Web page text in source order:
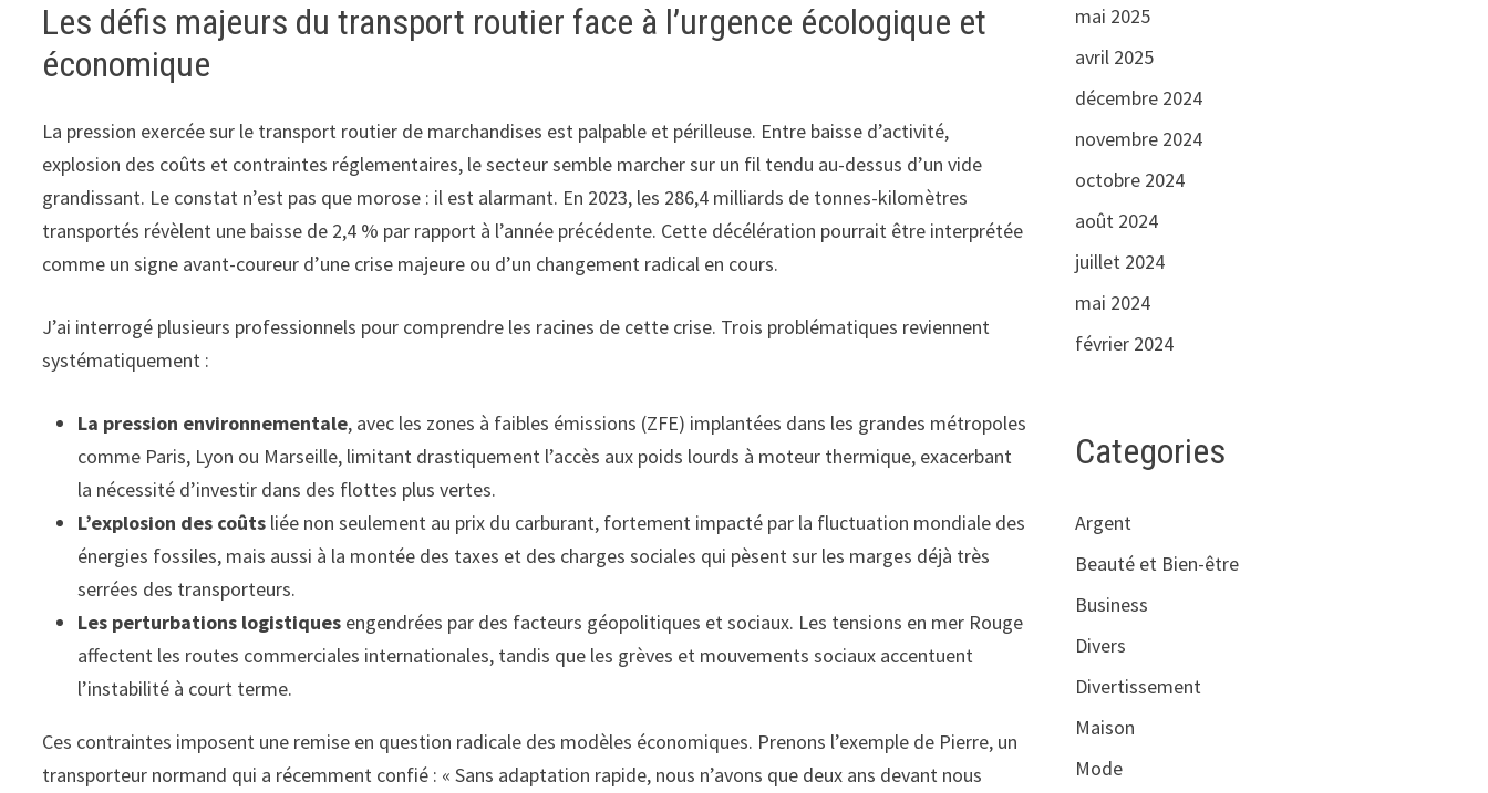
Les défis majeurs du transport routier face à l’urgence écologique et
économique
La pression exercée sur le transport routier de marchandises est palpable et périlleuse. Entre baisse d’activité,
explosion des coûts et contraintes réglementaires, le secteur semble marcher sur un fil tendu au-dessus d’un vide
grandissant. Le constat n’est pas que morose : il est alarmant. En 2023, les 286,4 milliards de tonnes-kilomètres
transportés révèlent une baisse de 2,4 % par rapport à l’année précédente. Cette décélération pourrait être interprétée
comme un signe avant-coureur d’une crise majeure ou d’un changement radical en cours.
J’ai interrogé plusieurs professionnels pour comprendre les racines de cette crise. Trois problématiques reviennent
systématiquement :
La pression environnementale, avec les zones à faibles émissions (ZFE) implantées dans les grandes métropoles
comme Paris, Lyon ou Marseille, limitant drastiquement l’accès aux poids lourds à moteur thermique, exacerbant
la nécessité d’investir dans des flottes plus vertes.
L’explosion des coûts liée non seulement au prix du carburant, fortement impacté par la fluctuation mondiale des
énergies fossiles, mais aussi à la montée des taxes et des charges sociales qui pèsent sur les marges déjà très
serrées des transporteurs.
Les perturbations logistiques engendrées par des facteurs géopolitiques et sociaux. Les tensions en mer Rouge
affectent les routes commerciales internationales, tandis que les grèves et mouvements sociaux accentuent
l’instabilité à court terme.
Ces contraintes imposent une remise en question radicale des modèles économiques. Prenons l’exemple de Pierre, un
transporteur normand qui a récemment confié : « Sans adaptation rapide, nous n’avons que deux ans devant nous
mai 2025
avril 2025
décembre 2024
novembre 2024
octobre 2024
août 2024
juillet 2024
mai 2024
février 2024
Categories
Argent
Beauté et Bien-être
Business
Divers
Divertissement
Maison
Mode